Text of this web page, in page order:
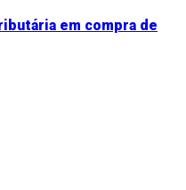
em compra de